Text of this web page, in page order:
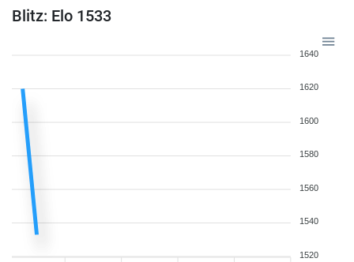
Blitz: Elo 1533
1640
1620
1600
1580
1560
1540
1520